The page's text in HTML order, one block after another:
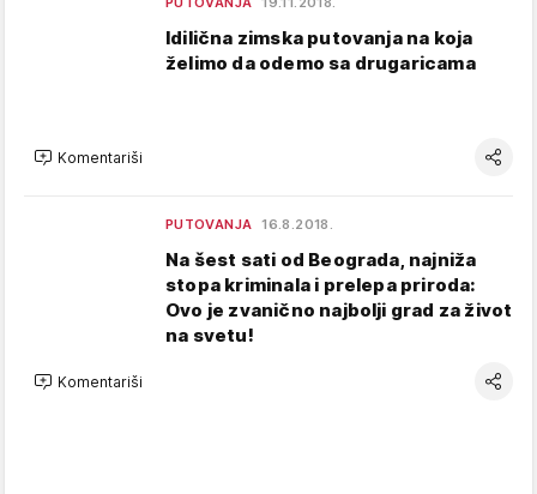
Idilična zimska putovanja na koja
želimo da odemo sa drugaricama
Komentariši
PUTOVANJA 16.8.2018.
Na šest sati od Beograda, najniža
stopa kriminala i prelepa priroda:
Ovo je zvanično najbolji grad za život
na svetu!
Komentariši